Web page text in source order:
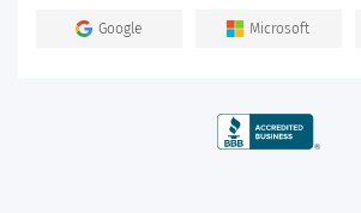
Google Microsoft